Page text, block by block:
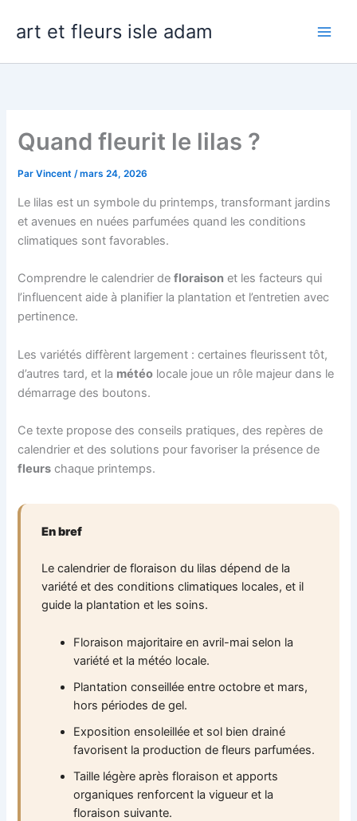
art et fleurs isle adam
Quand fleurit le lilas ?
ParVincent/mars 24, 2026
Le lilas est un symbole du printemps, transformant jardins
et avenues en nuées parfumées quand les conditions
climatiques sont favorables.
Comprendre le calendrier defloraison et les facteurs qui
l’influencent aide à planifier la plantation et l’entretien avec
pertinence.
Les variétés diffèrent largement : certaines fleurissent tôt,
d’autres tard, et la météo locale joue un rôle majeur dans le
démarrage des boutons.
Ce texte propose des conseils pratiques, des repères de
calendrier et des solutions pour favoriser la présence de
fleurs chaque printemps.
En bref
Le calendrier de floraison du lilas dépend de la
variété et des conditions climatiques locales, et il
guide la plantation et les soins.
Floraison majoritaire en avril-mai selon la
variété et la météo locale.
Plantation conseillée entre octobre et mars,
hors périodes de gel.
Exposition ensoleillée et sol bien drainé
favorisent la production de fleurs parfumées.
Taille légère après floraison et apports
organiques renforcent la vigueur et la
floraison suivante.